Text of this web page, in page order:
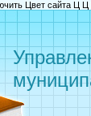
Цвет сайта Ц Ц